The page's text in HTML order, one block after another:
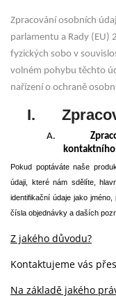
Zpracování osobních
parlamentu a Rady
fyzických sobo v
volném pohybu těchto
nařízení o ochraně
I.
A.
Pokud poptáváte naše
údaji, které nám sdělíte,
identifikační údaje jako
čísla objednávky a daších
Z jakého důvodu?
Kontaktujeme vás
Na základě jakého